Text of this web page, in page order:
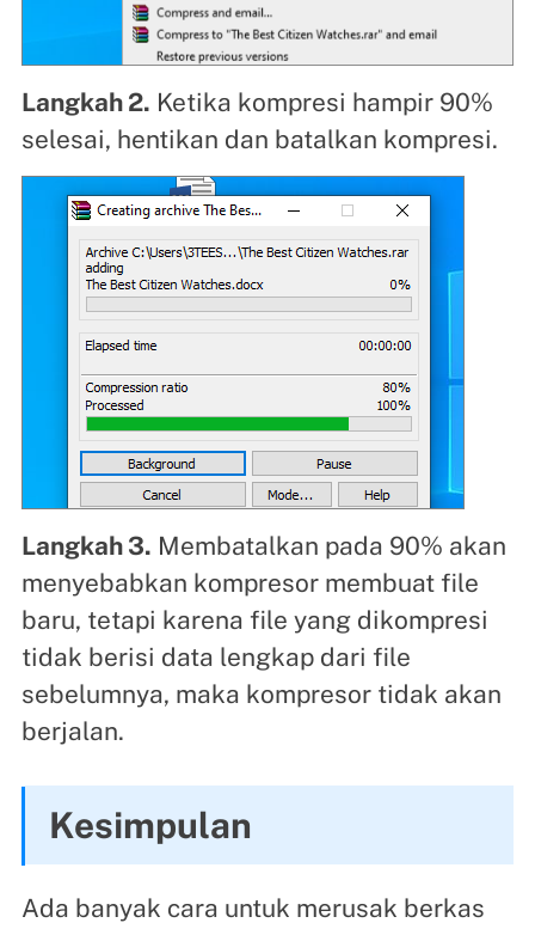
Langkah 2. Ketika kompresi hampir 90%
selesai, hentikan dan batalkan kompresi.
Langkah 3. Membatalkan pada 90% akan
menyebabkan kompresor membuat file
baru, tetapi karena file yang dikompresi
tidak berisi data lengkap dari file
sebelumnya, maka kompresor tidak akan
berjalan.
Kesimpulan
Ada banyak cara untuk merusak berkas